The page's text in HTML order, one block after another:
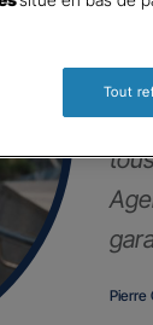
Pierre
Tout